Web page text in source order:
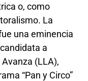
o, como
La
una eminencia
a
(LLA),
“Pan y Circo”